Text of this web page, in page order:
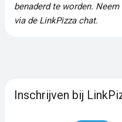
benaderd te worden.
via de LinkPizza chat.
Inschrijven bij